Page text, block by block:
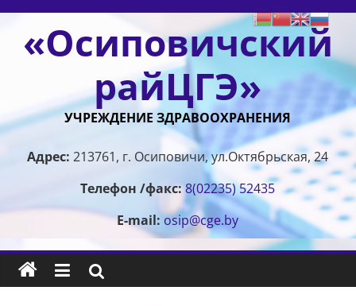
Перейти
содержимому
«Осиповичский
райЦГЭ»
УЧРЕЖДЕНИЕ ЗДРАВООХРАНЕНИЯ
Адрес: 213761, г. Осиповичи, ул.Октябрьская, 24
Телефон /факс:8(02235) 52435
E-mail: osip@cge.by